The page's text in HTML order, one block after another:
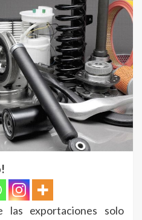
las exportaciones solo